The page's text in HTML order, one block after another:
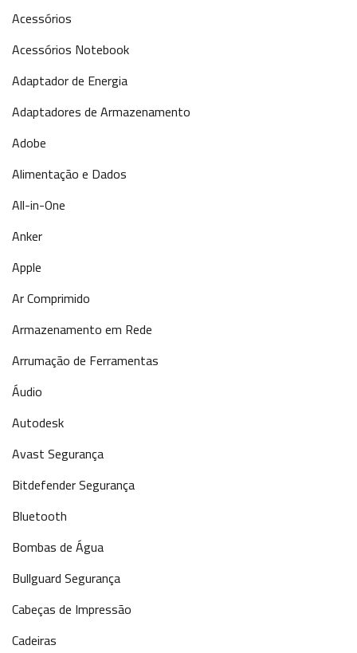
Acessórios
Acessórios Notebook
Adaptador de Energia
Adaptadores de Armazenamento
Adobe
Alimentação e Dados
All-in-One
Anker
Apple
Ar Comprimido
Armazenamento em Rede
Arrumação de Ferramentas
Áudio
Autodesk
Avast Segurança
Bitdefender Segurança
Bluetooth
Bombas de Água
Bullguard Segurança
Cabeças de Impressão
Cadeiras